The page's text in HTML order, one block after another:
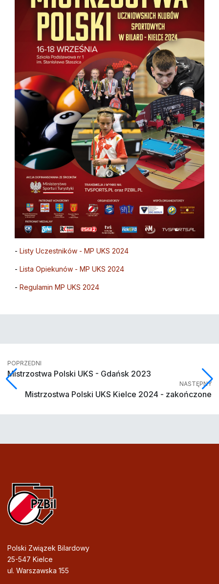
- Listy Uczestników - MP UKS 2024
- Lista Opiekunów - MP UKS 2024
- Regulamin MP UKS 2024
POPRZEDNI
Mistrzostwa Polski UKS - Gdańsk 2023
NASTĘPNY
Mistrzostwa Polski UKS Kielce 2024 - zakończone
Polski Związek Bilardowy
25-547 Kielce
ul. Warszawska 155